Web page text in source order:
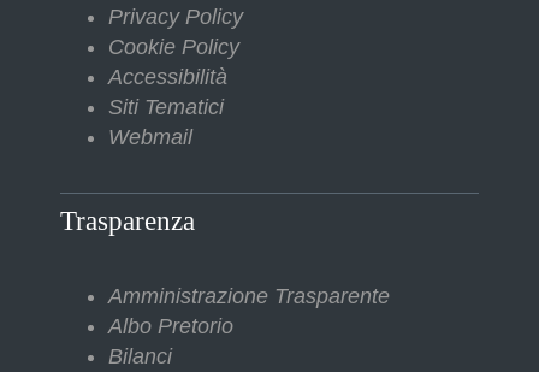
Privacy Policy
Cookie Policy
Accessibilità
Siti Tematici
Webmail
Trasparenza
Amministrazione Trasparente
Albo Pretorio
Bilanci